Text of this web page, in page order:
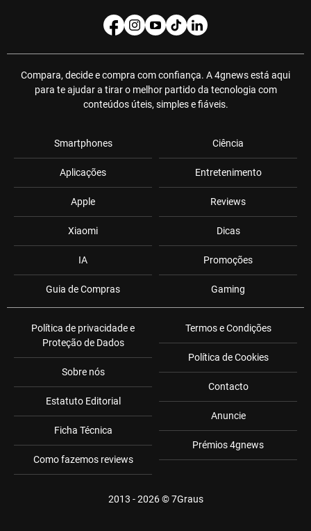
Compara, decide e compra com confiança. A 4gnews está aqui
para te ajudar a tirar o melhor partido da tecnologia com
conteúdos úteis, simples e fiáveis.
Smartphones
Aplicações
Apple
Xiaomi
IA
Guia de Compras
Ciência
Entretenimento
Reviews
Dicas
Promoções
Gaming
Política de privacidade e
Proteção de Dados
Sobre nós
Estatuto Editorial
Ficha Técnica
Como fazemos reviews
Termos e Condições
Política de Cookies
Contacto
Anuncie
Prémios 4gnews
2013 - 2026 ©7Graus